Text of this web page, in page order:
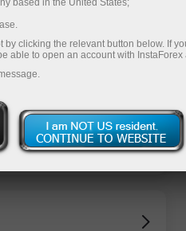
based in the United States;
clicking the relevant button below. If
able to open an account with InstaForex